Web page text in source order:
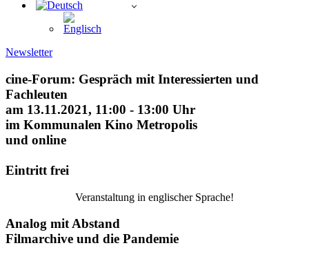
Newsletter
cine-Forum: Gespräch mit Interessierten und
Fachleuten
am 13.11.2021, 11:00 - 13:00 Uhr
im Kommunalen Kino Metropolis
und online
Eintritt frei
Veranstaltung in englischer Sprache!
Analog mit Abstand
Filmarchive und die Pandemie